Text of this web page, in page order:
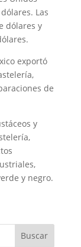
Las
dólares y
exportó
de
y
y negro.
Buscar